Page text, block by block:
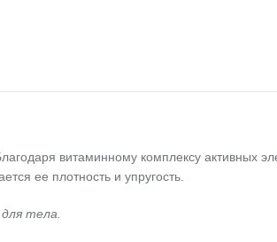
витаминному комплексу активных
ее плотность и упругость.
тела.